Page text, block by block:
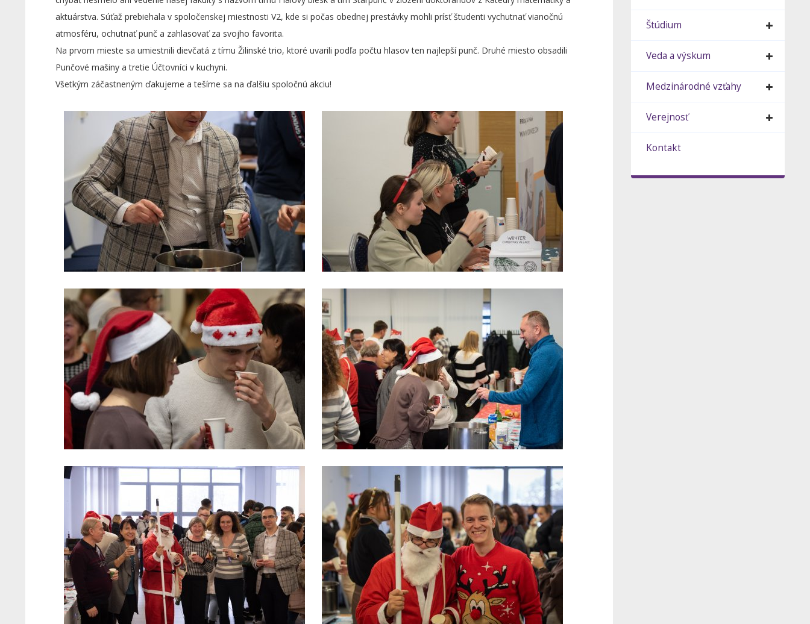
aktuárstva. Súťaž prebiehala v spoločenskej miestnosti V2, kde si počas obednej prestávky mohli prísť študenti vychutnať vianočnú
atmosféru, ochutnať punč a zahlasovať za svojho favorita.
Na prvom mieste sa umiestnili dievčatá z tímu Žilinské trio, ktoré uvarili podľa počtu hlasov ten najlepší punč. Druhé miesto obsadili
Punčové mašiny a tretie Účtovníci v kuchyni.
Všetkým záčastneným ďakujeme a tešíme sa na ďalšiu spoločnú akciu!
Štúdium
Veda a výskum
Medzinárodné vzťahy
Verejnosť
Kontakt